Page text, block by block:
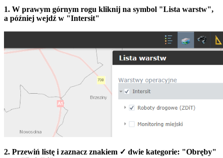
1. W prawym górnym rogu kliknij na symbol "Lista warstw",
a później wejdź w "Intersit"
2. Przewiń listę i zaznacz znakiem ✓ dwie kategorie: "Obręby"